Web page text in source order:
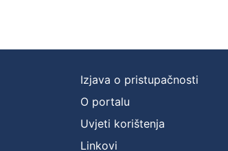
Izjava o pristupačnosti
O portalu
Uvjeti korištenja
Linkovi